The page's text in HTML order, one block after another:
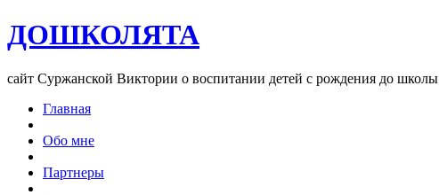
ДОШКОЛЯТА
сайт Суржанской Виктории о воспитании детей с рождения до школы
Главная
Обо мне
Партнеры